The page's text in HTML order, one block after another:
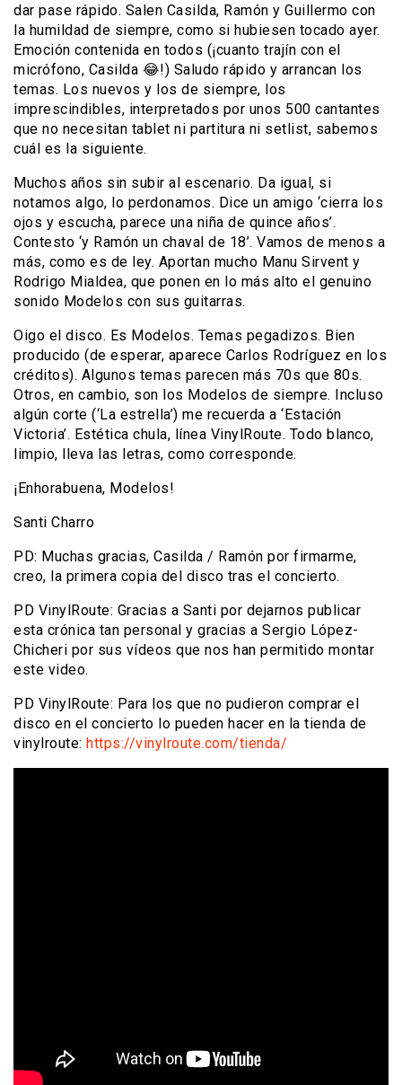
dar pase rápido. Salen Casilda, Ramón y Guillermo con
la humildad de siempre, como si hubiesen tocado ayer.
Emoción contenida en todos (¡cuanto trajín con el
micrófono, Casilda 😂!) Saludo rápido y arrancan los
temas. Los nuevos y los de siempre, los
imprescindibles, interpretados por unos 500 cantantes
que no necesitan tablet ni partitura ni setlist, sabemos
cuál es la siguiente.
Muchos años sin subir al escenario. Da igual, si
notamos algo, lo perdonamos. Dice un amigo ‘cierra los
ojos y escucha, parece una niña de quince años’.
Contesto ‘y Ramón un chaval de 18’. Vamos de menos a
más, como es de ley. Aportan mucho Manu Sirvent y
Rodrigo Mialdea, que ponen en lo más alto el genuino
sonido Modelos con sus guitarras.
Oigo el disco. Es Modelos. Temas pegadizos. Bien
producido (de esperar, aparece Carlos Rodríguez en los
créditos). Algunos temas parecen más 70s que 80s.
Otros, en cambio, son los Modelos de siempre. Incluso
algún corte (‘La estrella’) me recuerda a ‘Estación
Victoria’. Estética chula, línea VinylRoute. Todo blanco,
limpio, lleva las letras, como corresponde.
¡Enhorabuena, Modelos!
Santi Charro
PD: Muchas gracias, Casilda / Ramón por firmarme,
creo, la primera copia del disco tras el concierto.
PD VinylRoute: Gracias a Santi por dejarnos publicar
esta crónica tan personal y gracias a Sergio López-
Chicheri por sus vídeos que nos han permitido montar
este video.
PD VinylRoute: Para los que no pudieron comprar el
disco en el concierto lo pueden hacer en la tienda de
vinylroute: https://vinylroute.com/tienda/